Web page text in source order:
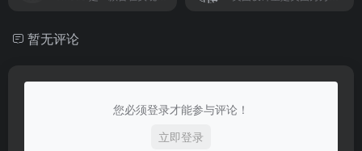
暂无评论
您必须登录才能参与评论！
立即登录